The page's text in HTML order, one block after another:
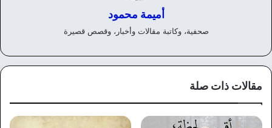
أميمة محمود
صحفية، وكاتبة مقالات وأخبار، وقصص قصيرة
مقالات ذات صلة